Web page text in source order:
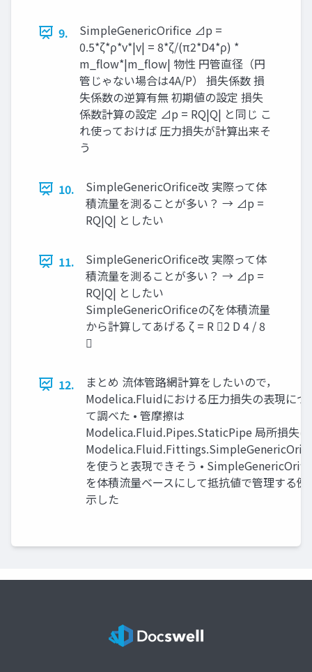
9.
SimpleGenericOrifice ⊿p =
0.5*ζ*ρ*v*|v| = 8*ζ/(π2*D4*ρ) *
m_flow*|m_flow| 物性 円管直径（円
管じゃない場合は4A/P） 損失係数 損
失係数の逆算有無 初期値の設定 損失
係数計算の設定 ⊿p = RQ|Q| と同じ こ
れ使っておけば 圧力損失が計算出来そ
う
10.
SimpleGenericOrifice改 実際って体
積流量を測ることが多い？ → ⊿p =
RQ|Q| としたい
11.
SimpleGenericOrifice改 実際って体
積流量を測ることが多い？ → ⊿p =
RQ|Q| としたい
SimpleGenericOrificeのζを体積流量
から計算してあげる ζ = R 2 D 4 / 8

12.
まとめ 流体管路網計算をしたいので，
Modelica.Fluidにおける圧力損失の表現につ
て調べた • 管摩擦は
Modelica.Fluid.Pipes.StaticPipe 局所損失は
を使うと表現できそう •
を体積流量ベースにして抵抗値で管理する例
示した